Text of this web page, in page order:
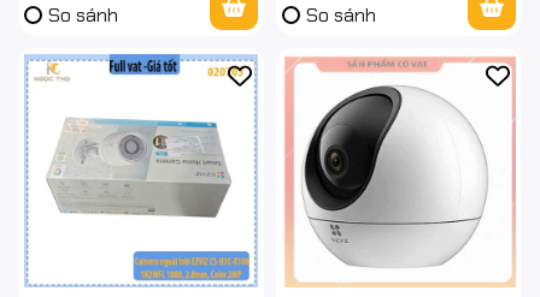
So sánh So sánh